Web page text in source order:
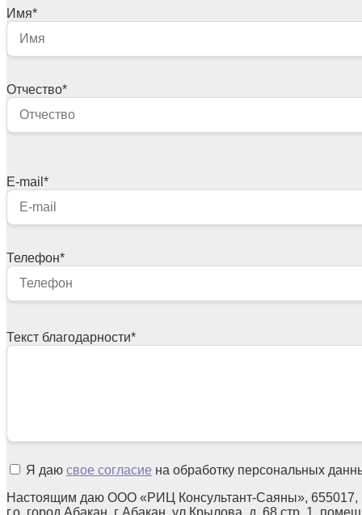
Имя*
Отчество*
E-mail *
Телефон*
Текст благодарности*
Я даю свое согласие на обработку персональных
Настоящим даю ООО «РИЦ Консультант-Саяны», 655017,
г.о. город Абакан, г Абакан, ул Крылова, д. 68 стр. 1,